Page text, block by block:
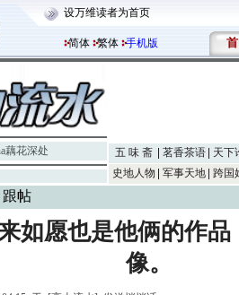
设万维读者为首页
简体 繁体 手机版 首
藕花深处 五 味 斋 茗香茶语
天下
史地人物
军事天地 跨国
跟帖
如愿也是他俩的作
像。